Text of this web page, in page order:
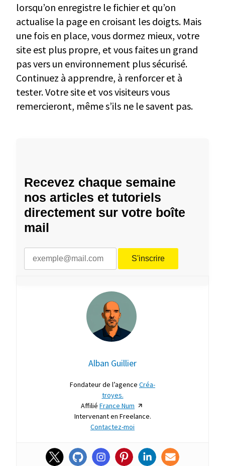
lorsqu’on enregistre le fichier et qu’on
actualise la page en croisant les doigts. Mais
une fois en place, vous dormez mieux, votre
site est plus propre, et vous faites un grand
pas vers un environnement plus sécurisé.
Continuez à apprendre, à renforcer et à
tester. Votre site et vos visiteurs vous
remercieront, même s’ils ne le savent pas.
Recevez chaque semaine
nos articles et tutoriels
directement sur votre boîte
mail
Alban Guillier
Fondateur de l’agence Créa-
troyes.
Affilié France Num
Intervenant en Freelance.
Contactez-moi